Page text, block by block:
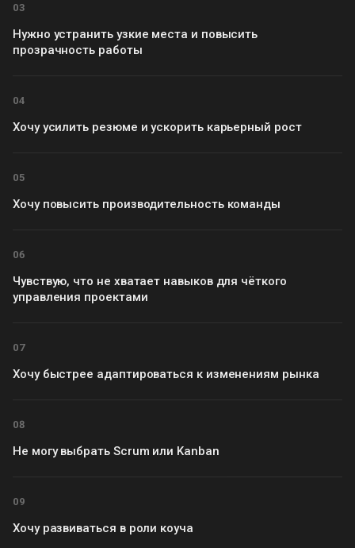
03
Нужно устранить узкие места и повысить
прозрачность работы
04
Хочу усилить резюме и ускорить карьерный рост
05
Хочу повысить производительность команды
06
Чувствую, что не хватает навыков для чёткого
управления проектами
07
Хочу быстрее адаптироваться к изменениям рынка
08
Не могу выбрать Scrum или Kanban
09
Хочу развиваться в роли коуча